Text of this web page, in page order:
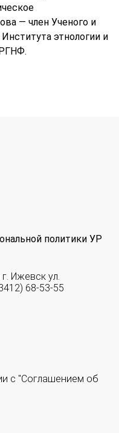
— член Ученого и
этнологии и
политики УР
Ижевск ул.
68-53-55
с "Соглашением об